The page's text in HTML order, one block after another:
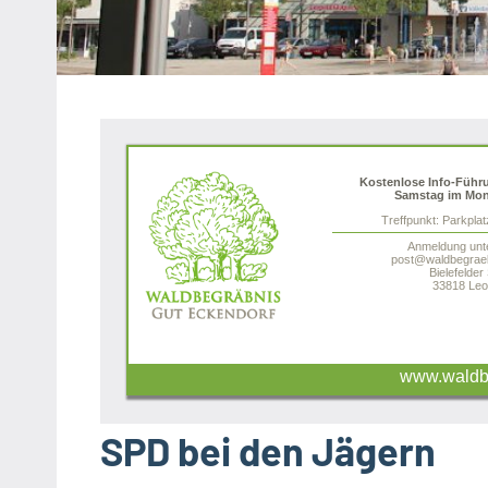
Heipke,
Leopoldshöhe,
Kostenlose Info-
Samstag im
Treffpunkt:
Anmeldung
33818
SPD bei den Jägern